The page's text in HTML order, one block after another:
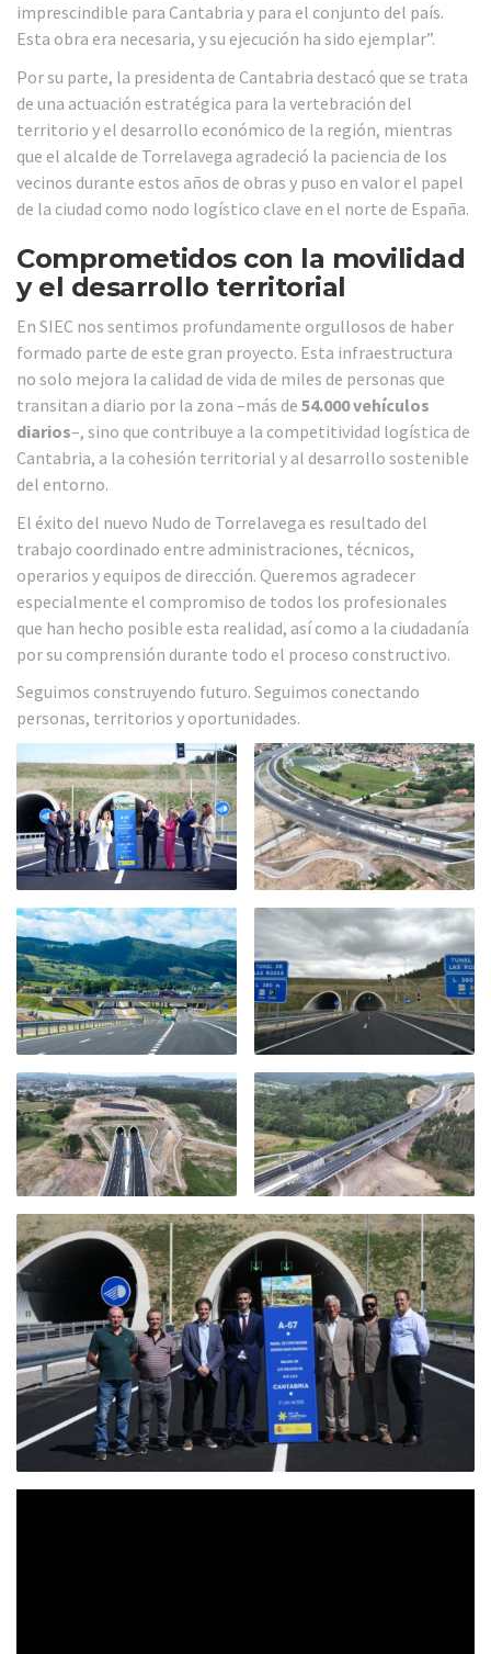
imprescindible para Cantabria y para el conjunto del país.
Esta obra era necesaria, y su ejecución ha sido ejemplar”.
Por su parte, la presidenta de Cantabria destacó que se trata
de una actuación estratégica para la vertebración del
territorio y el desarrollo económico de la región, mientras
que el alcalde de Torrelavega agradeció la paciencia de los
vecinos durante estos años de obras y puso en valor el papel
de la ciudad como nodo logístico clave en el norte de España.
Comprometidos con la movilidad
y el desarrollo territorial
En SIEC nos sentimos profundamente orgullosos de haber
formado parte de este gran proyecto. Esta infraestructura
no solo mejora la calidad de vida de miles de personas que
transitan a diario por la zona –más de 54.000 vehículos
diarios–, sino que contribuye a la competitividad logística de
Cantabria, a la cohesión territorial y al desarrollo sostenible
del entorno.
El éxito del nuevo Nudo de Torrelavega es resultado del
trabajo coordinado entre administraciones, técnicos,
operarios y equipos de dirección. Queremos agradecer
especialmente el compromiso de todos los profesionales
que han hecho posible esta realidad, así como a la ciudadanía
por su comprensión durante todo el proceso constructivo.
Seguimos construyendo futuro. Seguimos conectando
personas, territorios y oportunidades.